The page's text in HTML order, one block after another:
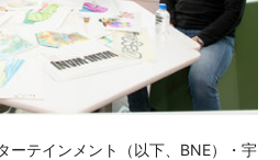
ーテインメント（以下、BNE）・宇